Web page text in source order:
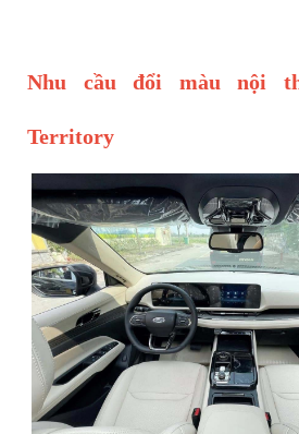
Nhu cầu đổi màu nội
Territory